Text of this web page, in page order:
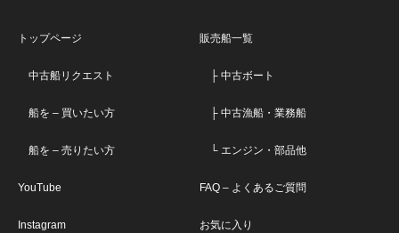
トップページ
中古船リクエスト
船を – 買いたい方
船を – 売りたい方
YouTube
Instagram
販売船一覧
├ 中古ボート
├ 中古漁船・業務船
└ エンジン・部品他
FAQ – よくあるご質問
お気に入り